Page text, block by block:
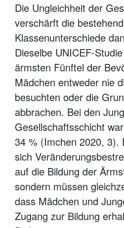
Die Ungleichheit der
verschärft die
Klassenunterschiede
Dieselbe UNICEF-
ärmsten Fünftel der
Mädchen entweder nie
besuchten oder die
abbrachen. Bei den
Gesellschaftsschicht
34 % (Imchen 2020, 3).
sich
auf die Bildung der
sondern müssen
dass Mädchen und
Zugang zur Bildung